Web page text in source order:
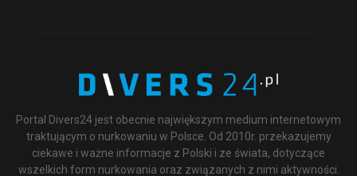
Portal Divers24 jest obecnie największym medium internetowym
traktującym o nurkowaniu w Polsce. Od 2010r. przekazujemy
ciekawe i ważne informacje z Polski i ze świata, dotyczące
wszelkich form nurkowania oraz związanych z nimi aktywności.